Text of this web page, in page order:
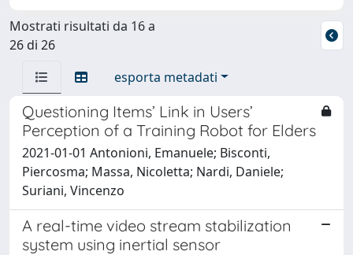
Mostrati risultati da 16 a
26 di 26
esporta metadati
Questioning Items’ Link in Users’
Perception of a Training Robot for Elders
2021-01-01 Antonioni, Emanuele; Bisconti,
Piercosma; Massa, Nicoletta; Nardi, Daniele;
Suriani, Vincenzo
A real-time video stream stabilization
system using inertial sensor